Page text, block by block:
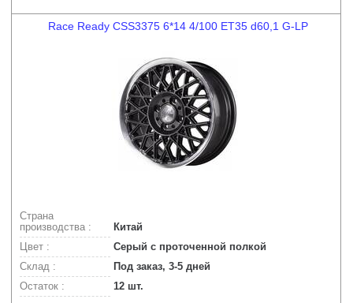
Race Ready CSS3375 6*14 4/100 ET35 d60,1 G-LP
Страна
производства :
Китай
Цвет :
Серый с проточенной полкой
Склад :
Под заказ, 3-5 дней
Остаток :
12 шт.